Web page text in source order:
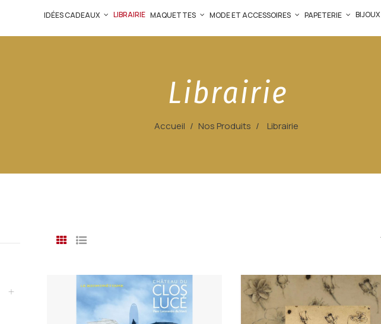
IDÉES CADEAUX LIBRAIRIE MAQUETTES MODE ET ACCESSOIRES PAPETERIE BIJOUX
Librairie
Accueil Nos Produits Librairie